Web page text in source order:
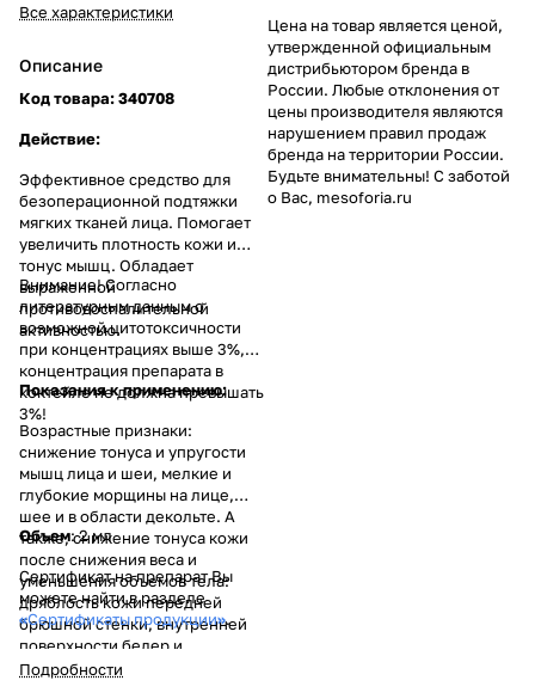
Все характеристики
Описание
Код товара:340708
Действие:
Эффективное средство для
безоперационной подтяжки
мягких тканей лица. Помогает
увеличить плотность кожи и
тонус мышц. Обладает
выраженной
противовоспалительной
активностью.
Внимание! Согласно
литературным данным о
возможной цитотоксичности
при концентрациях выше 3%,
концентрация препарата в
коктейле не должна превышать
3%!
Показания к применению:
Возрастные признаки:
снижение тонуса и упругости
мышц лица и шеи, мелкие и
глубокие морщины на лице,
шее и в области декольте. А
также, снижение тонуса кожи
после снижения веса и
уменьшения объемов тела:
дряблость кожи передней
брюшной стенки, внутренней
поверхности бедер и
предплечий.
Объем: 2 мл
Сертификат на препарат Вы
можете найти в разделе
«Сертификаты продукции».
Подробности
Цена на товар является ценой,
утвержденной официальным
дистрибьютором бренда в
России. Любые отклонения от
цены производителя являются
нарушением правил продаж
бренда на территории России.
Будьте внимательны! С заботой
о Вас, mesoforia.ru